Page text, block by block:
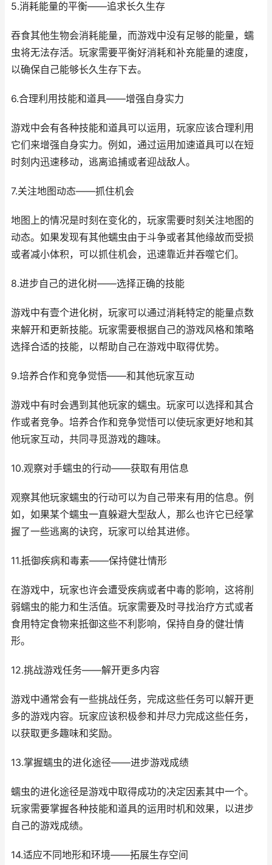
5.消耗能量的平衡——追求长久生存
吞食其他生物会消耗能量，而游戏中没有足够的能量，蠕
虫将无法存活。玩家需要平衡好消耗和补充能量的速度，
以确保自己能够长久生存下去。
6.合理利用技能和道具——增强自身实力
游戏中会有各种技能和道具可以运用，玩家应该合理利用
它们来增强自身实力。例如，通过运用加速道具可以在短
时刻内迅速移动，逃离追捕或者迎战敌人。
7.关注地图动态——抓住机会
地图上的情况是时刻在变化的，玩家需要时刻关注地图的
动态。如果发现有其他蠕虫由于斗争或者其他缘故而受损
或者减小体积，可以抓住机会，迅速靠近并吞噬它们。
8.进步自己的进化树——选择正确的技能
游戏中有壹个进化树，玩家可以通过消耗特定的能量点数
来解开和更新技能。玩家需要根据自己的游戏风格和策略
选择合适的技能，以帮助自己在游戏中取得优势。
9.培养合作和竞争觉悟——和其他玩家互动
游戏中有时会遇到其他玩家的蠕虫。玩家可以选择和其合
作或者竞争。培养合作和竞争觉悟可以使玩家更好地和其
他玩家互动，共同寻觅游戏的趣味。
10.观察对手蠕虫的行动——获取有用信息
观察其他玩家蠕虫的行动可以为自己带来有用的信息。例
如，如果某个蠕虫一直躲避大型敌人，那么也许它已经掌
握了一些逃离的诀窍，玩家可以给其进修。
11.抵御疾病和毒素——保持健壮情形
在游戏中，玩家也许会遭受疾病或者中毒的影响，这将削
弱蠕虫的能力和生活值。玩家需要及时寻找治疗方式或者
食用特定食物来抵御这些不利影响，保持自身的健壮情
形。
12.挑战游戏任务——解开更多内容
游戏中通常会有一些挑战任务，完成这些任务可以解开更
多的游戏内容。玩家应该积极参和并尽力完成这些任务，
以获取更多趣味和奖励。
13.掌握蠕虫的进化途径——进步游戏成绩
蠕虫的进化途径是游戏中取得成功的决定因素其中一个。
玩家需要掌握各种技能和道具的运用时机和效果，以进步
自己的游戏成绩。
14.适应不同地形和环境——拓展生存空间